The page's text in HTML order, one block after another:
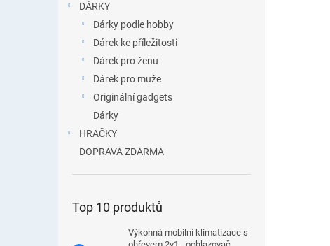
DÁRKY
Dárky podle hobby
Dárek ke příležitosti
Dárek pro ženu
Dárek pro muže
Originální gadgets
Dárky
HRAČKY
DOPRAVA ZDARMA
Top 10 produktů
Výkonná mobilní klimatizace s